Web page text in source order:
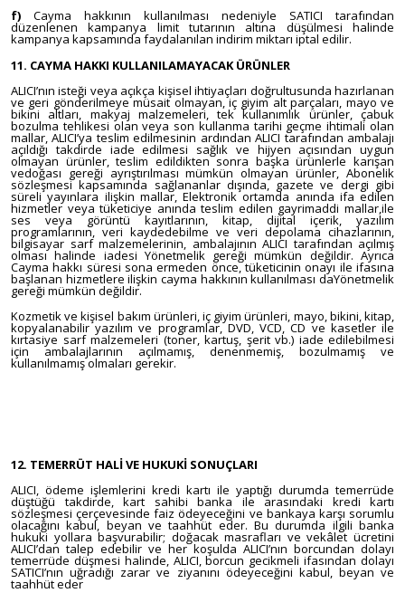
f) Cayma hakkının kullanılması nedeniyle SATICI tarafından
düzenlenen kampanya limit tutarının altına düşülmesi halinde
kampanya kapsamında faydalanılan indirim miktarı iptal edilir.
11. CAYMA HAKKI KULLANILAMAYACAK ÜRÜNLER
ALICI’nın isteği veya açıkça kişisel ihtiyaçları doğrultusunda hazırlanan
ve geri gönderilmeye müsait olmayan, iç giyim alt parçaları, mayo ve
bikini altları, makyaj malzemeleri, tek kullanımlık ürünler, çabuk
bozulma tehlikesi olan veya son kullanma tarihi geçme ihtimali olan
mallar, ALICI’ya teslim edilmesinin ardından ALICI tarafından ambalajı
açıldığı takdirde iade edilmesi sağlık ve hijyen açısından uygun
olmayan ürünler, teslim edildikten sonra başka ürünlerle karışan
vedoğası gereği ayrıştırılması mümkün olmayan ürünler, Abonelik
sözleşmesi kapsamında sağlananlar dışında, gazete ve dergi gibi
süreli yayınlara ilişkin mallar, Elektronik ortamda anında ifa edilen
hizmetler veya tüketiciye anında teslim edilen gayrimaddi mallar,ile
ses veya görüntü kayıtlarının, kitap, dijital içerik, yazılım
programlarının, veri kaydedebilme ve veri depolama cihazlarının,
bilgisayar sarf malzemelerinin, ambalajının ALICI tarafından açılmış
olması halinde iadesi Yönetmelik gereği mümkün değildir. Ayrıca
Cayma hakkı süresi sona ermeden önce, tüketicinin onayı ile ifasına
başlanan hizmetlere ilişkin cayma hakkının kullanılması daYönetmelik
gereği mümkün değildir.
Kozmetik ve kişisel bakım ürünleri, iç giyim ürünleri, mayo, bikini, kitap,
kopyalanabilir yazılım ve programlar, DVD, VCD, CD ve kasetler ile
kırtasiye sarf malzemeleri (toner, kartuş, şerit vb.) iade edilebilmesi
için ambalajlarının açılmamış, denenmemiş, bozulmamış ve
kullanılmamış olmaları gerekir.
12. TEMERRÜT HALİ VE HUKUKİ SONUÇLARI
ALICI, ödeme işlemlerini kredi kartı ile yaptığı durumda temerrüde
düştüğü takdirde, kart sahibi banka ile arasındaki kredi kartı
sözleşmesi çerçevesinde faiz ödeyeceğini ve bankaya karşı sorumlu
olacağını kabul, beyan ve taahhüt eder. Bu durumda ilgili banka
hukuki yollara başvurabilir; doğacak masrafları ve vekâlet ücretini
ALICI’dan talep edebilir ve her koşulda ALICI’nın borcundan dolayı
temerrüde düşmesi halinde, ALICI, borcun gecikmeli ifasından dolayı
SATICI’nın uğradığı zarar ve ziyanını ödeyeceğini kabul, beyan ve
taahhüt eder